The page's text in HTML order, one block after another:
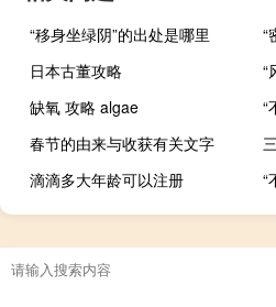
“移身坐绿阴”的出处是哪里
“
日本古董攻略
“
缺氧 攻略 algae
“
春节的由来与收获有关文字
滴滴多大年龄可以注册
“